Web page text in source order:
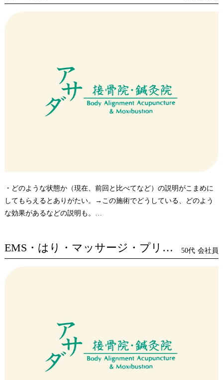
・どのような状態か（現在、前回と比べてなど）の説明がこまめに
してもらえるとありがたい。→この施術でどうしている、どのよう
な効果があるなどの説明も。
EMS・はり・マッサージ・プリムアップ 50代 会社員